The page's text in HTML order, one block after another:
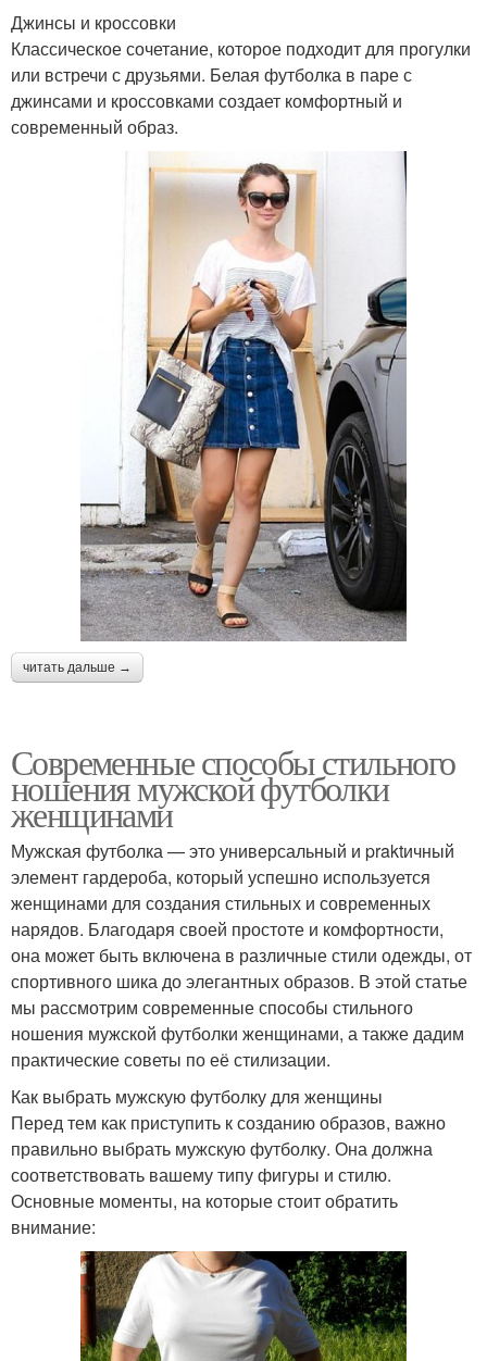
Джинсы и кроссовки
Классическое сочетание, которое подходит для прогулки
или встречи с друзьями. Белая футболка в паре с
джинсами и кроссовками создает комфортный и
современный образ.
читать дальше →
Современные способы стильного
ношения мужской футболки
женщинами
Мужская футболка — это универсальный и praktичный
элемент гардероба, который успешно используется
женщинами для создания стильных и современных
нарядов. Благодаря своей простоте и комфортности,
она может быть включена в различные стили одежды, от
спортивного шика до элегантных образов. В этой статье
мы рассмотрим современные способы стильного
ношения мужской футболки женщинами, а также дадим
практические советы по её стилизации.
Как выбрать мужскую футболку для женщины
Перед тем как приступить к созданию образов, важно
правильно выбрать мужскую футболку. Она должна
соответствовать вашему типу фигуры и стилю.
Основные моменты, на которые стоит обратить
внимание: